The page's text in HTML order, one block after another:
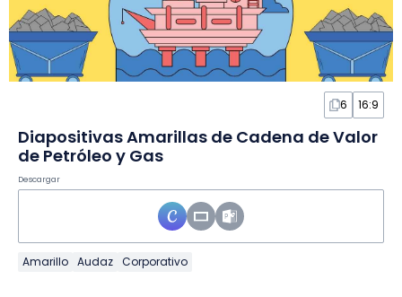
6 16:9
Diapositivas Amarillas de Cadena de Valor
de Petróleo y Gas
Descargar
Amarillo Audaz Corporativo